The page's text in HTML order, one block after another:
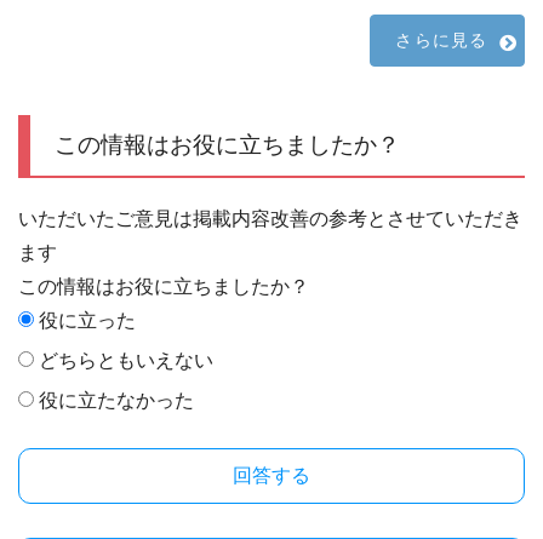
さらに見る
この情報はお役に立ちましたか？
いただいたご意見は掲載内容改善の参考とさせていただき
ます
この情報はお役に立ちましたか？
役に立った
どちらともいえない
役に立たなかった